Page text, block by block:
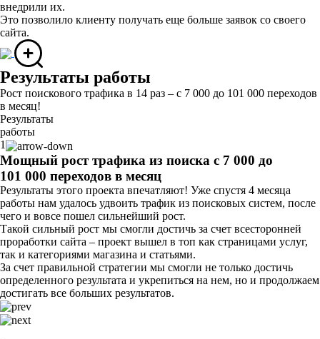
внедрили их.
Это позволило клиенту получать еще больше заявок со своего
сайта.
Результаты работы
Рост поискового трафика в 14 раз – с 7 000 до 101 000 переходов
в месяц!
Результаты
работы
1
Мощный рост трафика из поиска с 7 000 до
101 000 переходов в месяц
Результаты этого проекта впечатляют! Уже спустя 4 месяца
работы нам удалось удвоить трафик из поисковых систем, после
чего и вовсе пошел сильнейший рост.
Такой сильный рост мы смогли достичь за счет всесторонней
проработки сайта – проект вышел в топ как страницами услуг,
так и категориями магазина и статьями.
За счет правильной стратегии мы смогли не только достичь
определенного результата и укрепиться на нем, но и продолжаем
достигать все больших результатов.